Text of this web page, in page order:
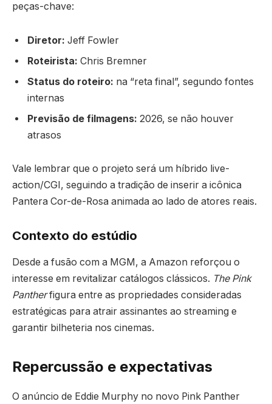
peças-chave:
Diretor: Jeff Fowler
Roteirista: Chris Bremner
Status do roteiro: na “reta final”, segundo fontes
internas
Previsão de filmagens: 2026, se não houver
atrasos
Vale lembrar que o projeto será um híbrido live-
action/CGI, seguindo a tradição de inserir a icônica
Pantera Cor-de-Rosa animada ao lado de atores reais.
Contexto do estúdio
Desde a fusão com a MGM, a Amazon reforçou o
interesse em revitalizar catálogos clássicos. The Pink
Pantherfigura entre as propriedades consideradas
estratégicas para atrair assinantes ao streaming e
garantir bilheteria nos cinemas.
Repercussão e expectativas
O anúncio de Eddie Murphy no novo Pink Panther